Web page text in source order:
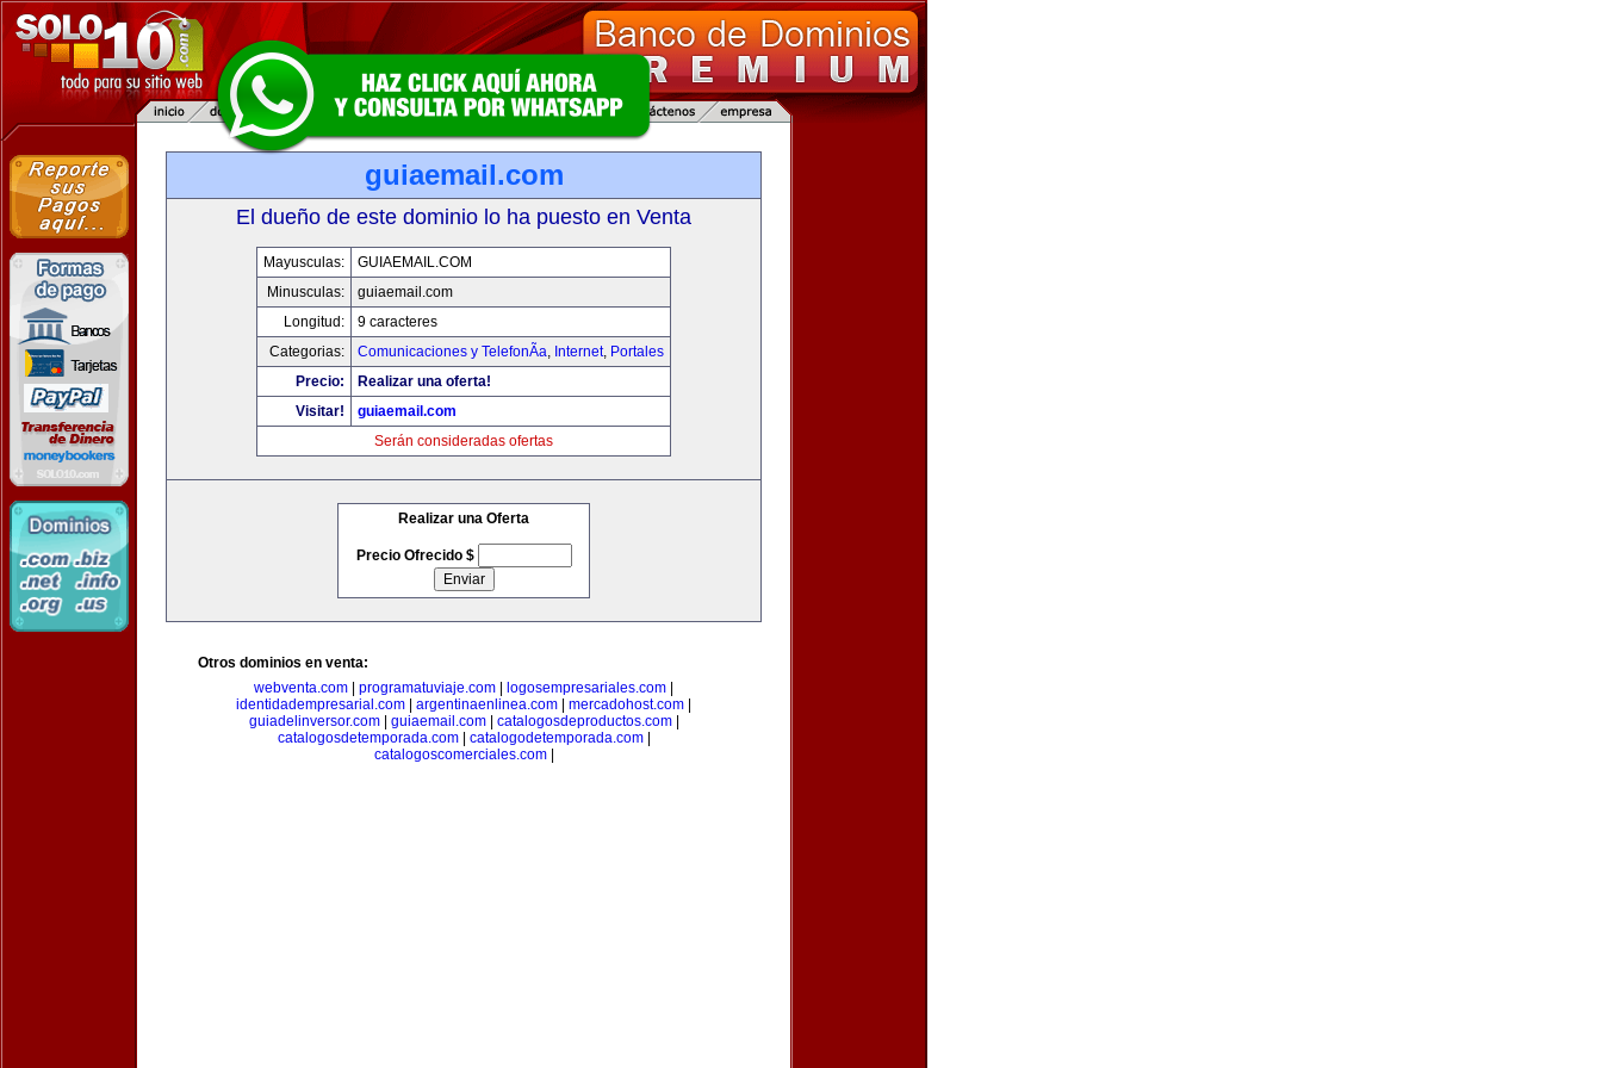
guiaemail.com
El dueño de este dominio lo ha puesto en Venta
Mayusculas:
GUIAEMAIL.COM
Minusculas:
guiaemail.com
Longitud:
9 caracteres
Categorias:
Comunicaciones y TelefonÃ­a, Internet, Portales
Precio:
Realizar una oferta!
Visitar!
guiaemail.com
Serán consideradas ofertas
Realizar una Oferta
Precio Ofrecido $
Otros dominios en venta:
webventa.com
programatuviaje.com logosempresariales.com
identidadempresarial.com
argentinaenlinea.com mercadohost.com
guiadelinversor.com| guiaemail.com| catalogosdeproductos.com|
catalogosdetemporada.com| catalogodetemporada.com|
catalogoscomerciales.com|